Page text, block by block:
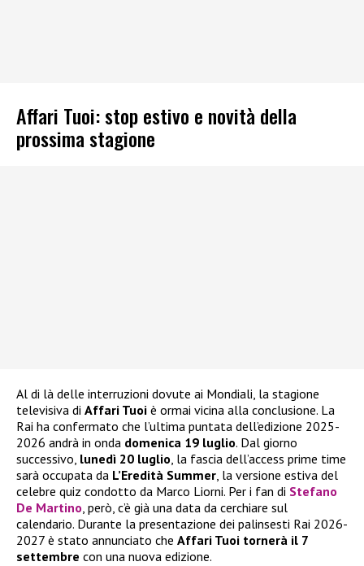
Affari Tuoi: stop estivo e novità della
prossima stagione
Al di là delle interruzioni dovute ai Mondiali, la stagione
televisiva di Affari Tuoi è ormai vicina alla conclusione. La
Rai ha confermato che l’ultima puntata dell’edizione 2025-
2026 andrà in onda domenica 19 luglio. Dal giorno
successivo, lunedì 20 luglio, la fascia dell’access prime time
sarà occupata da L’Eredità Summer, la versione estiva del
celebre quiz condotto da Marco Liorni. Per i fan di Stefano
De Martino, però, c’è già una data da cerchiare sul
calendario. Durante la presentazione dei palinsesti Rai 2026-
2027 è stato annunciato che Affari Tuoi tornerà il 7
settembre con una nuova edizione.